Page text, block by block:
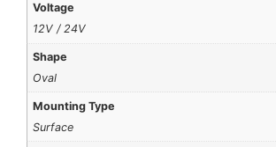
Voltage
12V / 24V
Shape
Oval
Mounting Type
Surface